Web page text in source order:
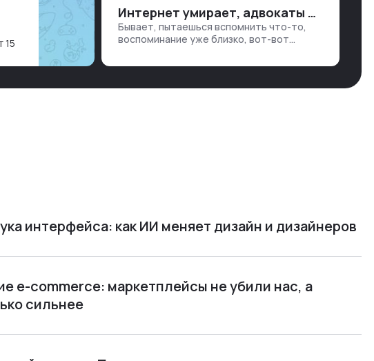
15
их
е…
Интернет умирает, адвокаты и судьи в растерянности, а я хочу песню
Бывает, пытаешься вспомнить что-то,
воспоминание уже близко, вот-вот
но… Нет. И так часами. Или днями. А то и
интерфейса: как ИИ меняет дизайн и дизайнеров
e-commerce: маркетплейсы не убили нас, а
сильнее